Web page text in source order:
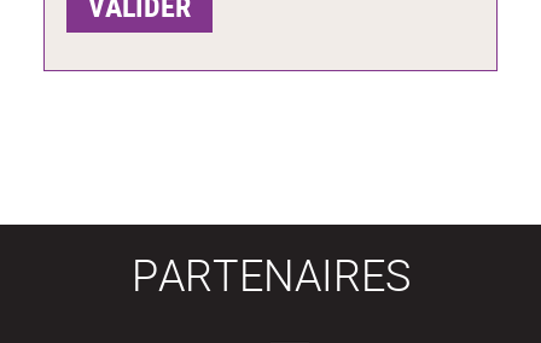
PARTENAIRES